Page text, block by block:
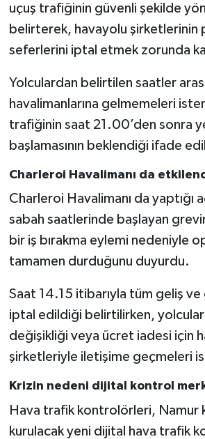
uçuş trafiğinin güvenli şekilde
belirterek, havayolu şirketlerinin
seferlerini iptal etmek zorunda
Yolculardan belirtilen saatler
havalimanlarına gelmemeleri
trafiğinin saat 21.00’den sonra
başlamasının beklendiği ifade
Charleroi Havalimanı da
Charleroi Havalimanı da yaptığı
sabah saatlerinde başlayan
bir iş bırakma eylemi nedeniyle
tamamen durduğunu duyurdu.
Saat 14.15 itibarıyla tüm geliş ve
iptal edildiği belirtilirken,
değişikliği veya ücret iadesi için
şirketleriyle iletişime geçmeleri
Krizin nedeni dijital kontrol
Hava trafik kontrolörleri, Namur
kurulacak yeni dijital hava trafik